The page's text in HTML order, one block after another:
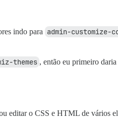
indo para admin-customize-
themes , então eu primeiro
editar o CSS e HTML de vários